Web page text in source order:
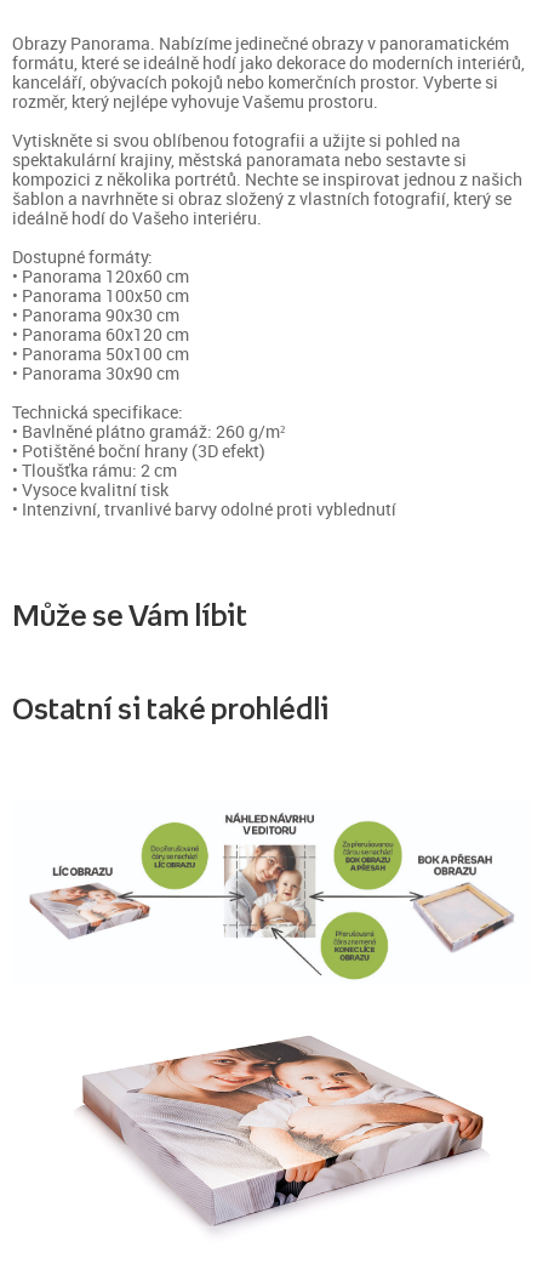
Obrazy Panorama. Nabízíme jedinečné obrazy v panoramatickém
formátu, které se ideálně hodí jako dekorace do moderních interiérů,
kanceláří, obývacích pokojů nebo komerčních prostor. Vyberte si
rozměr, který nejlépe vyhovuje Vašemu prostoru.
Vytiskněte si svou oblíbenou fotografii a užijte si pohled na
spektakulární krajiny, městská panoramata nebo sestavte si
kompozici z několika portrétů. Nechte se inspirovat jednou z našich
šablon a navrhněte si obraz složený z vlastních fotografií, který se
ideálně hodí do Vašeho interiéru.
Dostupné formáty:
• Panorama 120x60 cm
• Panorama 100x50 cm
• Panorama 90x30 cm
• Panorama 60x120 cm
• Panorama 50x100 cm
• Panorama 30x90 cm
Technická specifikace:
• Bavlněné plátno gramáž: 260 g/m²
• Potištěné boční hrany (3D efekt)
• Tloušťka rámu: 2 cm
• Vysoce kvalitní tisk
• Intenzivní, trvanlivé barvy odolné proti vyblednutí
Může se Vám líbit
Ostatní si také prohlédli